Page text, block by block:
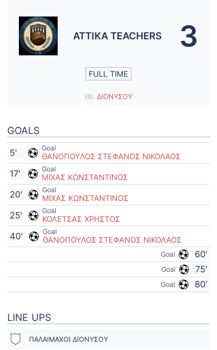
ΑΤΤΙΚΑ TEACHERS 3
FULL TIME
ΔΙΟΝΥΣΟΥ
GOALS
Goal
ΘΑΝΟΠΟΥΛΟΣ ΣΤΕΦΑΝΟΣ ΝΙΚΟΛΑΟΣ
5'
Goal
ΜΙΧΑΣ ΚΩΝΣΤΑΝΤΙΝΟΣ
17'
Goal
ΜΙΧΑΣ ΚΩΝΣΤΑΝΤΙΝΟΣ
20'
Goal
ΚΟΛΕΤΣΑΣ ΧΡΗΣΤΟΣ
25'
Goal
ΘΑΝΟΠΟΥΛΟΣ ΣΤΕΦΑΝΟΣ ΝΙΚΟΛΑΟΣ
40'
60'
Goal
75'
Goal
80'
Goal
LINE UPS
ΠΑΛΑΙΜΑΧΟΙ ΔΙΟΝΥΣΟΥ